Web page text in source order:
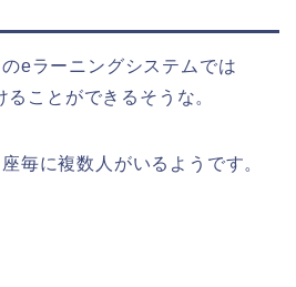
eラーニングシステムでは
ことができるそうな。
毎に複数人がいるようです。